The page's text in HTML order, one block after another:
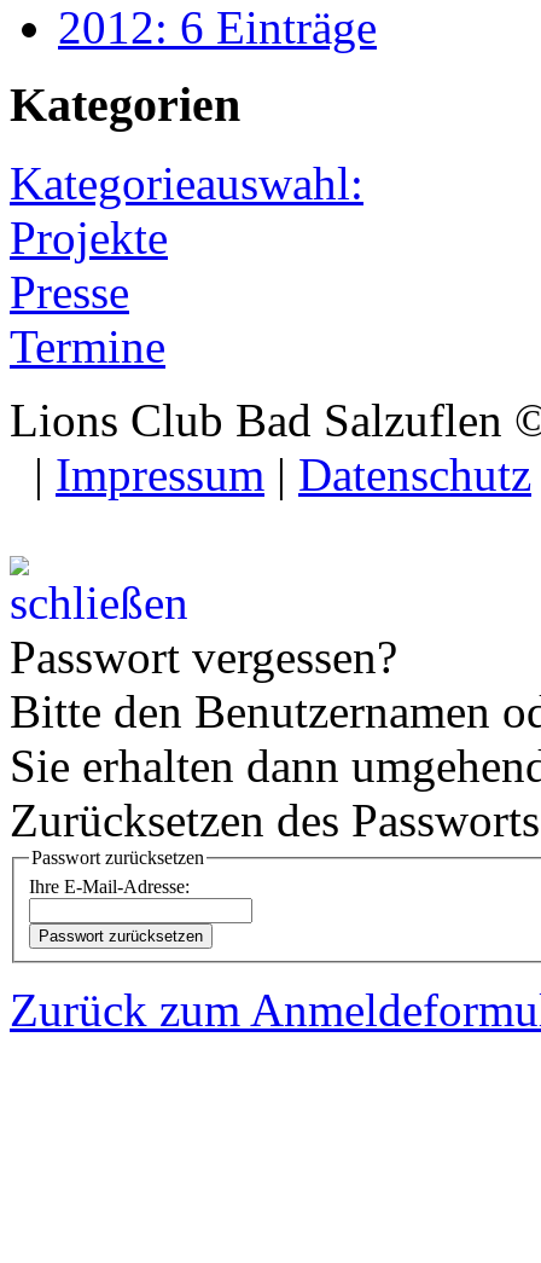
2012: 6 Einträge
Kategorien
Kategorieauswahl:
Projekte
Presse
Termine
Lions Club Bad Salzuflen
| Impressum | Datenschutz
Passwort vergessen?
Bitte den Benutzernamen
Sie erhalten dann
Zurücksetzen des
Passwort zurücksetzen
Ihre E-Mail-Adresse:
Zurück zum